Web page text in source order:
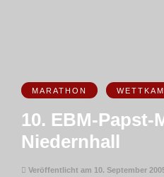
MARATHON
10. EBM-Papst-
Niedernhall
Veröffentlicht am 10. September